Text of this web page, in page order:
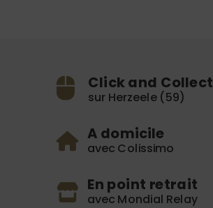
Click and Collect
sur Herzeele (59)
A domicile
avec Colissimo
En point retrait
avec Mondial Relay